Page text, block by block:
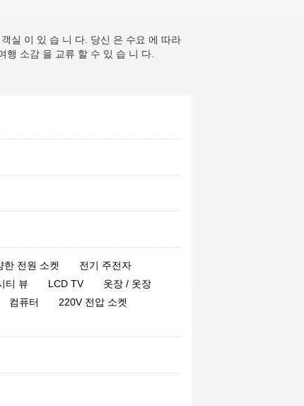
good and hygienic. However, the room
is a little smaller. Friends who like to
live in large rooms had better choose
E05227114said:High cost
performance, convenient to play and
eat in the business district
catcody
said:The shower in the hotel
aiyou050505said:The location of the
실 이 있 습 니 다. 당신 은 수요 에 따라
소감 을 교류 할 수 있 습 니 다.
한 전원 소켓
전기 주전자
티 뷰 LCD TV
옷장 / 옷장
컴퓨터
220V 전압 소켓